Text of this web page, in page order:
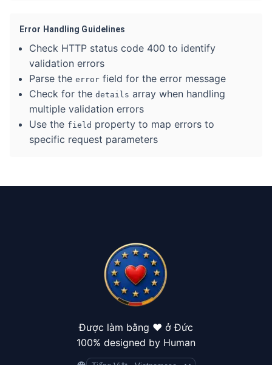
Error Handling Guidelines
Check HTTP status code 400 to identify
validation errors
Parse the error field for the error message
Check for the details array when handling
multiple validation errors
Use the field property to map errors to
specific request parameters
Được làm bằng ❤️ ở Đức
100% designed by Human